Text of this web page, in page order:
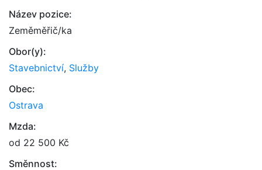
Název pozice:
Zeměměřič/ka
Obor(y):
Stavebnictví, Služby
Obec:
Ostrava
Mzda:
od 22 500 Kč
Směnnost: